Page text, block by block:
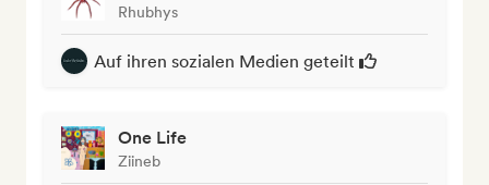
Rhubhys
Auf ihren sozialen Medien geteilt
One Life
Ziineb